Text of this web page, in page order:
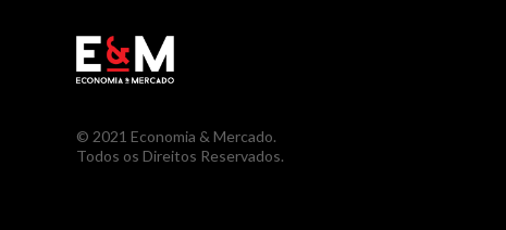
© 2021 Economia & Mercado.
Todos os Direitos Reservados.